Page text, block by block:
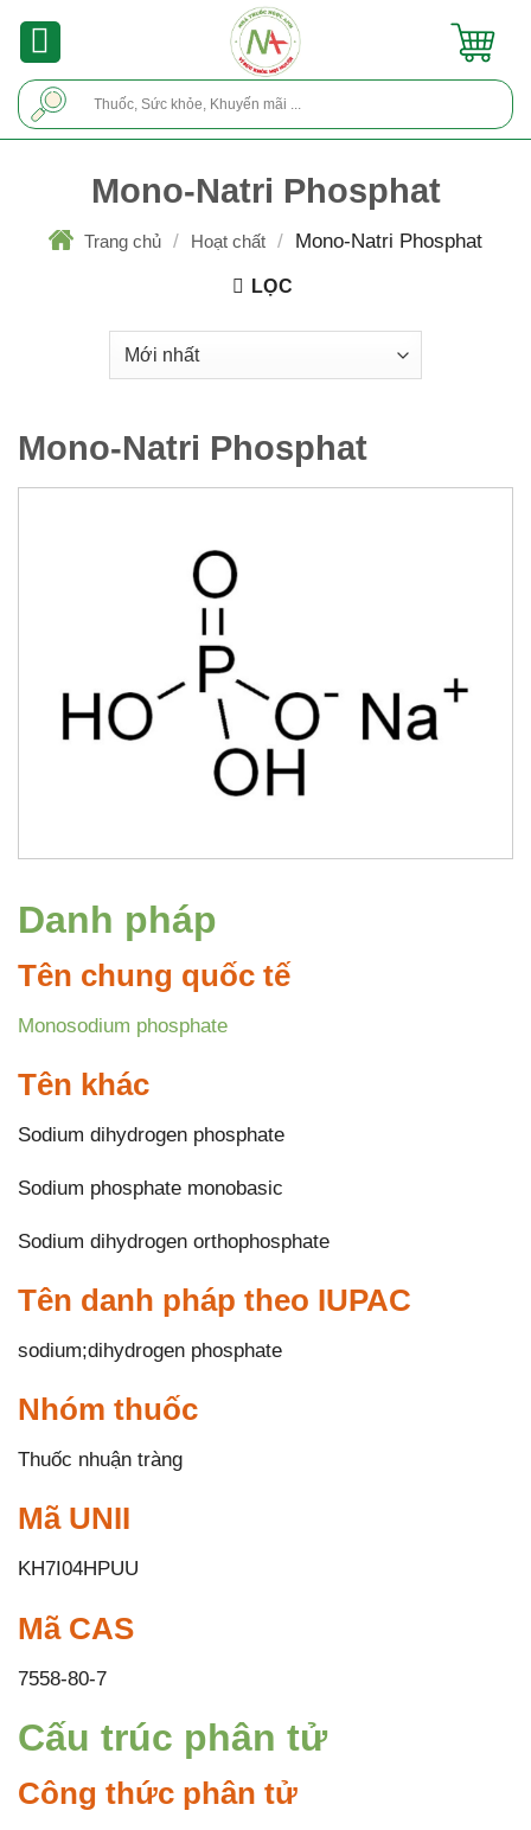
Mono-Natri Phosphat
Trang chủ / Hoạt chất / Mono-Natri Phosphat
LỌC
Mono-Natri Phosphat
Danh pháp
Tên chung quốc tế
Monosodium phosphate
Tên khác
Sodium dihydrogen phosphate
Sodium phosphate monobasic
Sodium dihydrogen orthophosphate
Tên danh pháp theo IUPAC
sodium;dihydrogen phosphate
Nhóm thuốc
Thuốc nhuận tràng
Mã UNII
KH7I04HPUU
Mã CAS
7558-80-7
Cấu trúc phân tử
Công thức phân tử